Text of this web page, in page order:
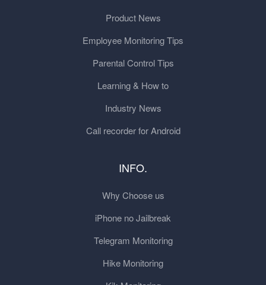
Product News
Employee Monitoring Tips
Parental Control Tips
Learning & How to
Industry News
Call recorder for Android
INFO.
Why Choose us
iPhone no Jailbreak
Telegram Monitoring
Hike Monitoring